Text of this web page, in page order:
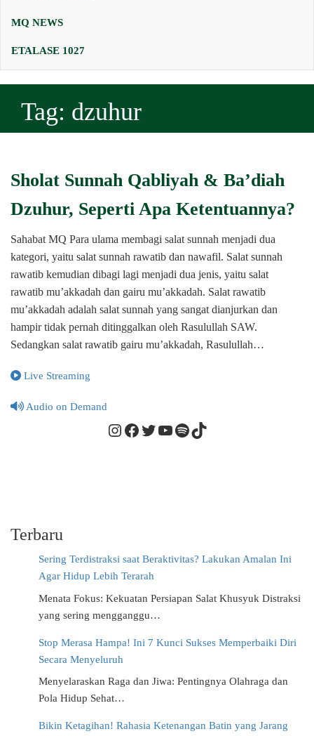
MQ NEWS
ETALASE 1027
Tag: dzuhur
Sholat Sunnah Qabliyah & Ba’diah
Dzuhur, Seperti Apa Ketentuannya?
Sahabat MQ Para ulama membagi salat sunnah menjadi dua
kategori, yaitu salat sunnah rawatib dan nawafil. Salat sunnah
rawatib kemudian dibagi lagi menjadi dua jenis, yaitu salat
rawatib mu’akkadah dan gairu mu’akkadah. Salat rawatib
mu’akkadah adalah salat sunnah yang sangat dianjurkan dan
hampir tidak pernah ditinggalkan oleh Rasulullah SAW.
Sedangkan salat rawatib gairu mu’akkadah, Rasulullah…
Live Streaming
Audio on Demand
Instagram
Facebook
Twitter
YouTube
Spotify
TikTok
Terbaru
Sering Terdistraksi saat Beraktivitas? Lakukan Amalan Ini
Agar Hidup Lebih Terarah
Menata Fokus: Kekuatan Persiapan Salat Khusyuk Distraksi
yang sering mengganggu…
Stop Merasa Hampa! Ini 7 Kunci Sukses Memperbaiki Diri
Secara Menyeluruh
Menyelaraskan Raga dan Jiwa: Pentingnya Olahraga dan
Pola Hidup Sehat…
Bikin Ketagihan! Rahasia Ketenangan Batin yang Jarang